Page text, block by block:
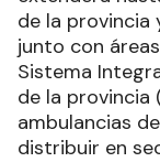
de la provincia
junto con
Sistema
de la provincia
ambulancias
distribuir en